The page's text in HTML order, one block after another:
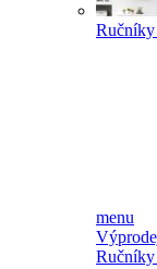
Ručníky
menu
Ručníky